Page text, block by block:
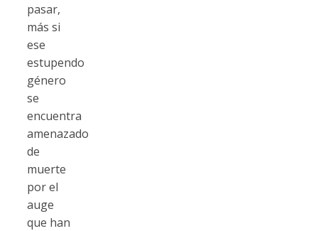
pasar,
más si
ese
estupendo
género
se
encuentra
amenazado
de
muerte
por el
auge
que han